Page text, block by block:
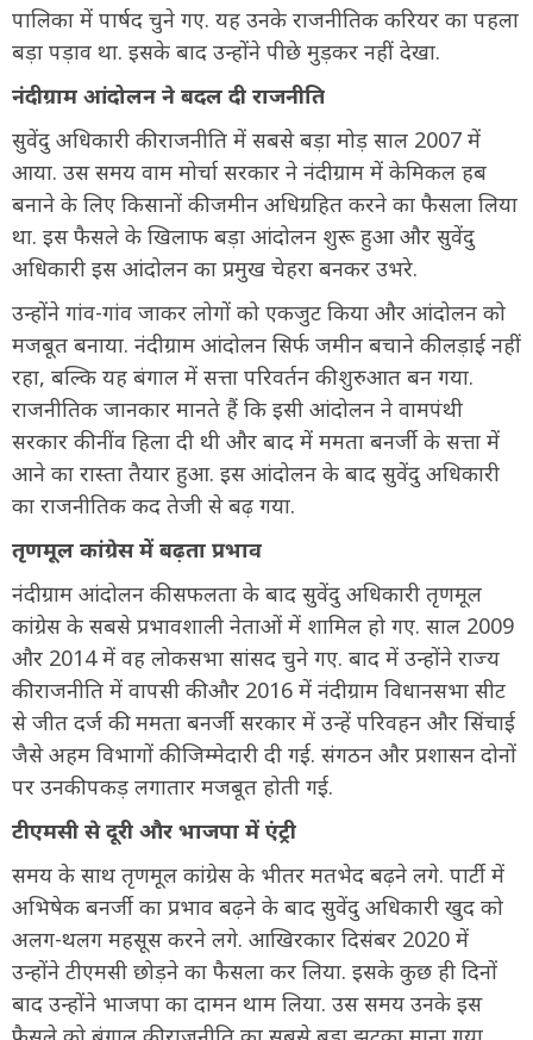
पालिका में पार्षद चुने गए. यह उनके राजनीतिक करियर का पहला
बड़ा पड़ाव था. इसके बाद उन्होंने पीछे मुड़कर नहीं देखा.
नंदीग्राम आंदोलन ने बदल दी राजनीति
सुवेंदु अधिकारी की राजनीति में सबसे बड़ा मोड़ साल 2007 में
आया. उस समय वाम मोर्चा सरकार ने नंदीग्राम में केमिकल हब
बनाने के लिए किसानों की जमीन अधिग्रहित करने का फैसला लिया
था. इस फैसले के खिलाफ बड़ा आंदोलन शुरू हुआ और सुवेंदु
अधिकारी इस आंदोलन का प्रमुख चेहरा बनकर उभरे.
उन्होंने गांव-गांव जाकर लोगों को एकजुट किया और आंदोलन को
मजबूत बनाया. नंदीग्राम आंदोलन सिर्फ जमीन बचाने की लड़ाई नहीं
रहा, बल्कि यह बंगाल में सत्ता परिवर्तन की शुरुआत बन गया.
राजनीतिक जानकार मानते हैं कि इसी आंदोलन ने वामपंथी
सरकार की नींव हिला दी थी और बाद में ममता बनर्जी के सत्ता में
आने का रास्ता तैयार हुआ. इस आंदोलन के बाद सुवेंदु अधिकारी
का राजनीतिक कद तेजी से बढ़ गया.
तृणमूल कांग्रेस में बढ़ता प्रभाव
नंदीग्राम आंदोलन की सफलता के बाद सुवेंदु अधिकारी तृणमूल
कांग्रेस के सबसे प्रभावशाली नेताओं में शामिल हो गए. साल 2009
और 2014 में वह लोकसभा सांसद चुने गए. बाद में उन्होंने राज्य
की राजनीति में वापसी की और 2016 में नंदीग्राम विधानसभा सीट
से जीत दर्ज की. ममता बनर्जी सरकार में उन्हें परिवहन और सिंचाई
जैसे अहम विभागों की जिम्मेदारी दी गई. संगठन और प्रशासन दोनों
पर उनकी पकड़ लगातार मजबूत होती गई.
टीएमसी से दूरी और भाजपा में एंट्री
समय के साथ तृणमूल कांग्रेस के भीतर मतभेद बढ़ने लगे. पार्टी में
अभिषेक बनर्जी का प्रभाव बढ़ने के बाद सुवेंदु अधिकारी खुद को
अलग-थलग महसूस करने लगे. आखिरकार दिसंबर 2020 में
उन्होंने टीएमसी छोड़ने का फैसला कर लिया. इसके कुछ ही दिनों
बाद उन्होंने भाजपा का दामन थाम लिया. उस समय उनके इस